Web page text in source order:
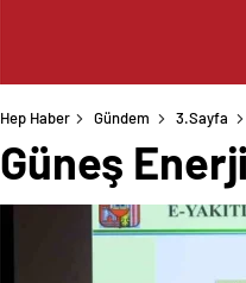
Hep Haber Gündem 3.Sayfa
Güneş